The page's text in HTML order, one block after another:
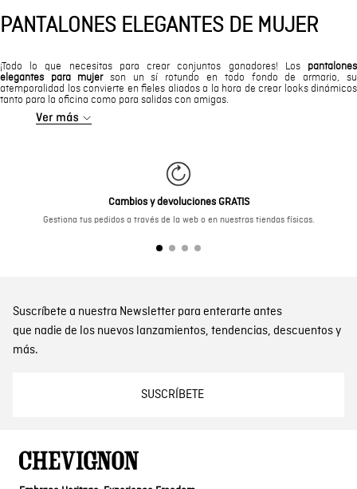
PANTALONES ELEGANTES DE MUJER
¡Todo lo que necesitas para crear conjuntos ganadores! Los pantalones
elegantes para mujerson un sí rotundo en todo fondo de armario, su
atemporalidad los convierte en fieles aliados a la hora de crear looks dinámicos
tanto para la oficina como para salidas con amigas.
Cambios y devoluciones GRATIS
Gestiona tus pedidos a través de la web o en nuestras tiendas físicas.
Suscríbete a nuestra Newsletter para enterarte antes
que nadie de los nuevos lanzamientos, tendencias, descuentos y
más.
SUSCRÍBETE